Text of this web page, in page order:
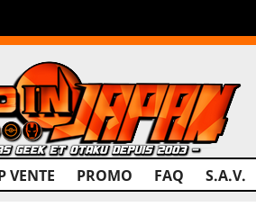
VENTE PROMO FAQ S.A.V.